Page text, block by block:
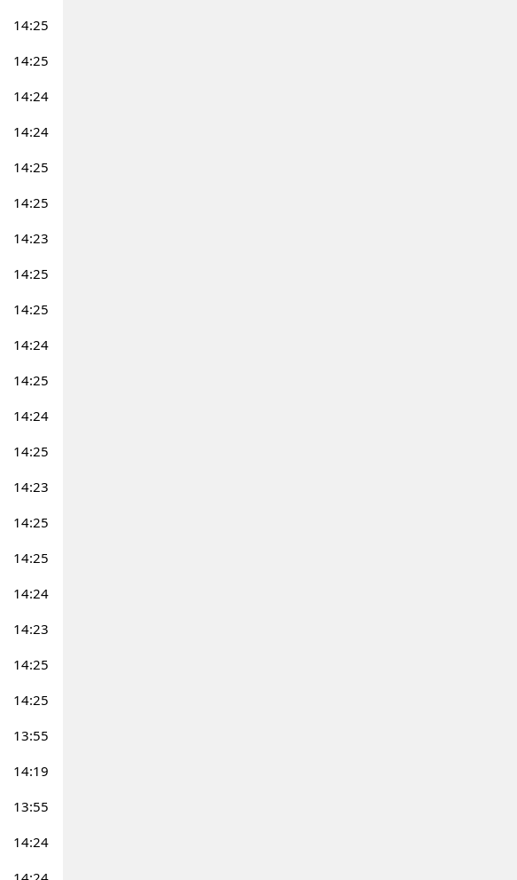
14:25
14:25
14:24
14:24
14:25
14:25
14:23
14:25
14:25
14:24
14:25
14:24
14:25
14:23
14:25
14:25
14:24
14:23
14:25
14:25
13:55
14:19
13:55
14:24